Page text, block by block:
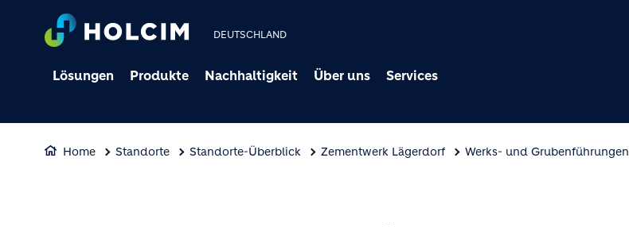
DEUTSCHLAND
Lösungen Produkte Nachhaltigkeit Über uns Services
Home Standorte Standorte-Überblick Zementwerk Lägerdorf Werks- und Grubenführungen